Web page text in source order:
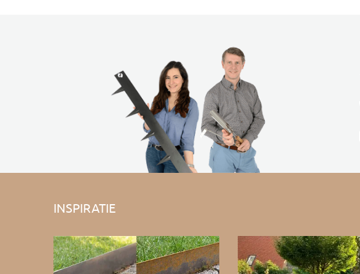
INSPIRATIE